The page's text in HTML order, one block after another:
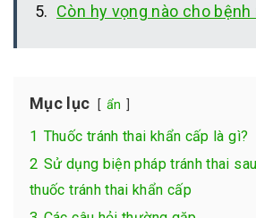
Còn hy vọng nào cho
Mục lục ẩn
1 Thuốc tránh thai khẩn cấp là gì?
2 Sử dụng biện pháp tránh thai
thuốc tránh thai khẩn cấp